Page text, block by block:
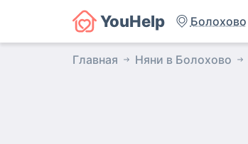
YouHelp Болохово
Главная Няни в Болохово